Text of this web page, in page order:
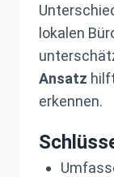
lokalen
Ansatz
erkennen.